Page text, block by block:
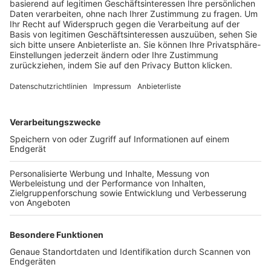
Trainerbörse
Login SpielPlus
FOLGE DEM BFV
TOP-VEREINE
TOP-PARTNER